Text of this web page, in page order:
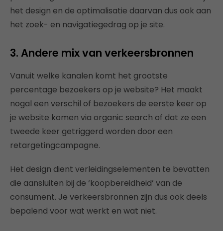
het design en de optimalisatie daarvan dus ook aan
het zoek- en navigatiegedrag op je site.
3. Andere mix van verkeersbronnen
Vanuit welke kanalen komt het grootste
percentage bezoekers op je website? Het maakt
nogal een verschil of bezoekers de eerste keer op
je website komen via organic search of dat ze een
tweede keer getriggerd worden door een
retargetingcampagne.
Het design dient verleidingselementen te bevatten
die aansluiten bij de ‘koopbereidheid’ van de
consument. Je verkeersbronnen zijn dus ook deels
bepalend voor wat werkt en wat niet.